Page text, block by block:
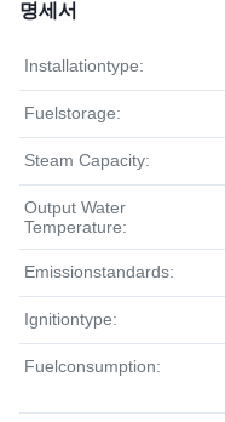
명세서
Installationtype:
Fuelstorage:
Steam Capacity:
Output Water
Temperature:
Emissionstandards:
Ignitiontype:
Fuelconsumption: